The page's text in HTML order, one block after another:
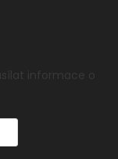
informace o